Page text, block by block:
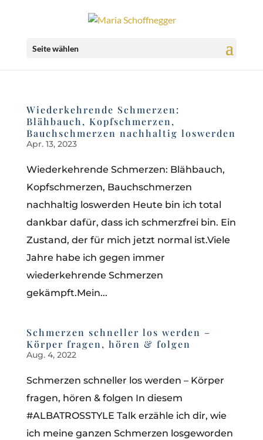
Seite wählen
Wiederkehrende Schmerzen:
Blähbauch, Kopfschmerzen,
Bauchschmerzen nachhaltig loswerden
Apr. 13, 2023
Wiederkehrende Schmerzen: Blähbauch,
Kopfschmerzen, Bauchschmerzen
nachhaltig loswerden Heute bin ich total
dankbar dafür, dass ich schmerzfrei bin. Ein
Zustand, der für mich jetzt normal ist.Viele
Jahre habe ich gegen immer
wiederkehrende Schmerzen
gekämpft.Mein...
Schmerzen schneller los werden –
Körper fragen, hören & folgen
Aug. 4, 2022
Schmerzen schneller los werden – Körper
fragen, hören & folgen In diesem
#ALBATROSSTYLE Talk erzähle ich dir, wie
ich meine ganzen Schmerzen losgeworden